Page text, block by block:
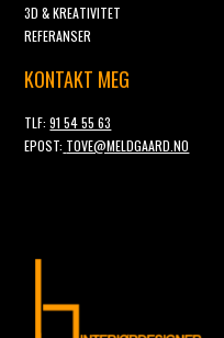
3D & KREATIVITET
REFERANSER
KONTAKT MEG
TLF:91 54 55 63
EPOST: TOVE@MELDGAARD.NO